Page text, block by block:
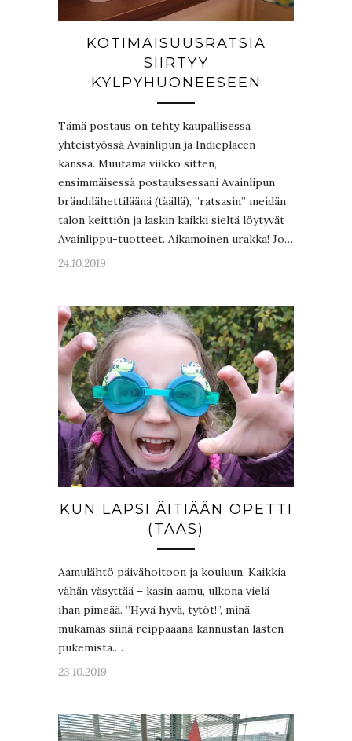
KOTIMAISUUSRATSIA
SIIRTYY
KYLPYHUONEESEEN
Tämä postaus on tehty kaupallisessa
yhteistyössä Avainlipun ja Indieplacen
kanssa. Muutama viikko sitten,
ensimmäisessä postauksessani Avainlipun
brändilähettiläänä (täällä), ”ratsasin” meidän
talon keittiön ja laskin kaikki sieltä löytyvät
Avainlippu-tuotteet. Aikamoinen urakka! Jo…
24.10.2019
KUN LAPSI ÄITIÄÄN OPETTI
(TAAS)
Aamulähtö päivähoitoon ja kouluun. Kaikkia
vähän väsyttää – kasin aamu, ulkona vielä
ihan pimeää. ”Hyvä hyvä, tytöt!”, minä
mukamas siinä reippaaana kannustan lasten
pukemista.…
23.10.2019